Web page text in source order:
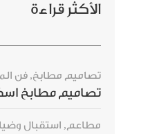
الأكثر قراءة
تصاميم مطابخ, فن
مطاعم, استقبال